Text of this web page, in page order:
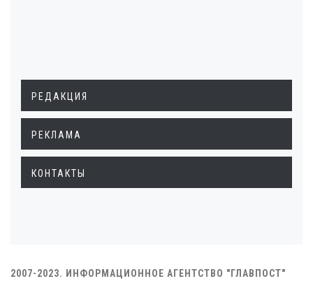
РЕДАКЦИЯ
РЕКЛАМА
КОНТАКТЫ
2007-2023. ИНФОРМАЦИОННОЕ АГЕНТСТВО "ГЛАВПОСТ"